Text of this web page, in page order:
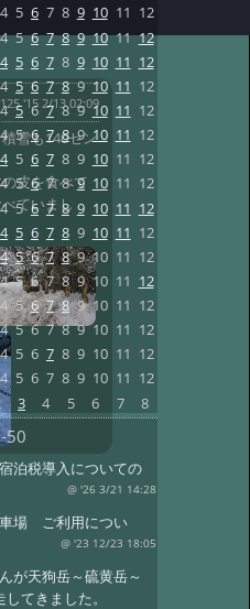
'15 2/13 02:09
雪も140セン
皮を食べて
ていまし
4 5 6 7 8 9 10 11 12
4 5 6 7 8 9 10 11 12
4 5 6 7 8 9 10 11 12
4 5 6 7 8 9 10 11 12
4 5 6 7 8 9 10 11 12
4 5 6 7 8 9 10 11 12
4 5 6 7 8 9 10 11 12
4 5 6 7 8 9 10 11 12
4 5 6 7 8 9 10 11 12
4 5 6 7 8 9 10 11 12
4 5 6 7 8 9 10 11 12
4 5 6 7 8 9 10 11 12
4 5 6 7 8 9 10 11 12
4 5 6 7 8 9 10 11 12
4 5 6 7 8 9 10 11 12
4 5 6 7 8 9 10 11 12
3 4 5 6 7 8
50
泊税導入についての
@ '26 3/21 14:28
場 ご利用につい
@ '23 12/23 18:05
が天狗岳～硫黄岳～
てきました。